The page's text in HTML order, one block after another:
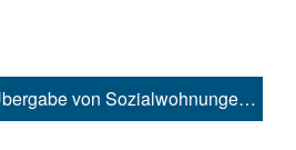
QUARTERBACK: Übergabe von Sozialwohnungen und Kindergarten im Dresdener Projekt „Ostravorwerk“